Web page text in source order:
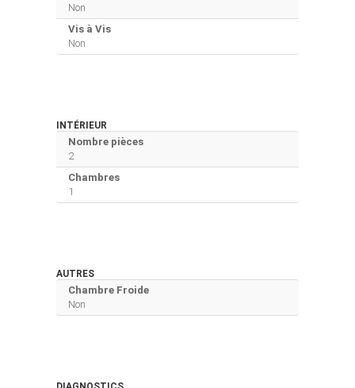
Non
Vis à Vis
Non
INTÉRIEUR
Nombre pièces
2
Chambres
1
AUTRES
Chambre Froide
Non